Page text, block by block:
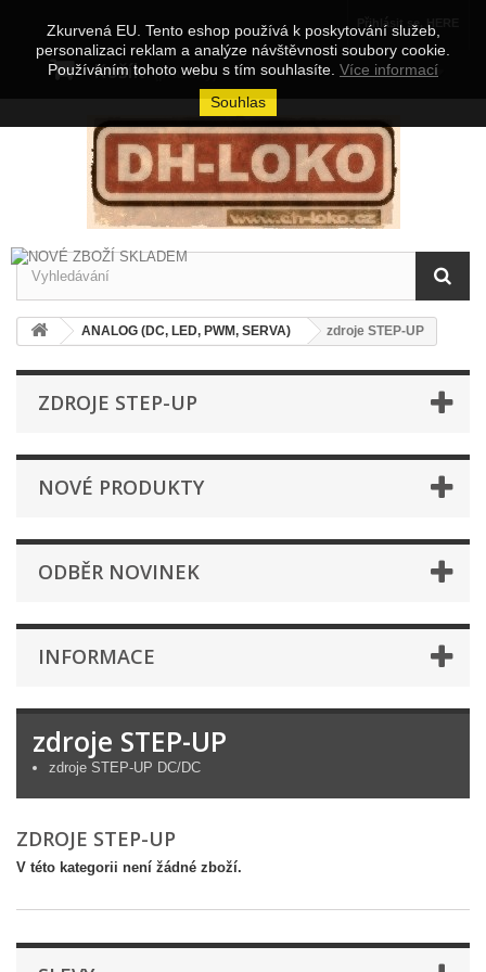
Přihlásit se, HERE
Košík (prázdný)
ANALOG (DC, LED, PWM, SERVA) zdroje STEP-UP
ZDROJE STEP-UP
NOVÉ PRODUKTY
ODBĚR NOVINEK
INFORMACE
zdroje STEP-UP
zdroje STEP-UP DC/DC
ZDROJE STEP-UP
V této kategorii není žádné zboží.
Zkurvená EU. Tento eshop používá k poskytování služeb,
personalizaci reklam a analýze návštěvnosti soubory cookie.
Používáním tohoto webu s tím souhlasíte. Více informací
Souhlas